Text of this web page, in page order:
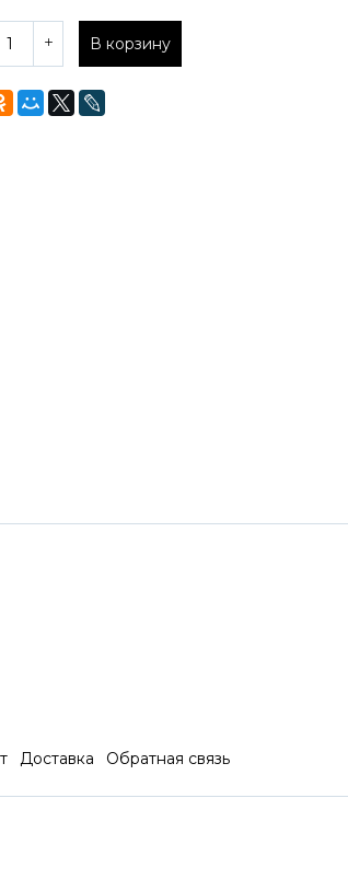
В корзину
Доставка Обратная связь